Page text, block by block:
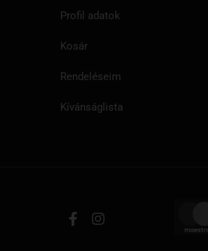
Profil adatok
Kosár
Rendeléseim
Kívánságlista